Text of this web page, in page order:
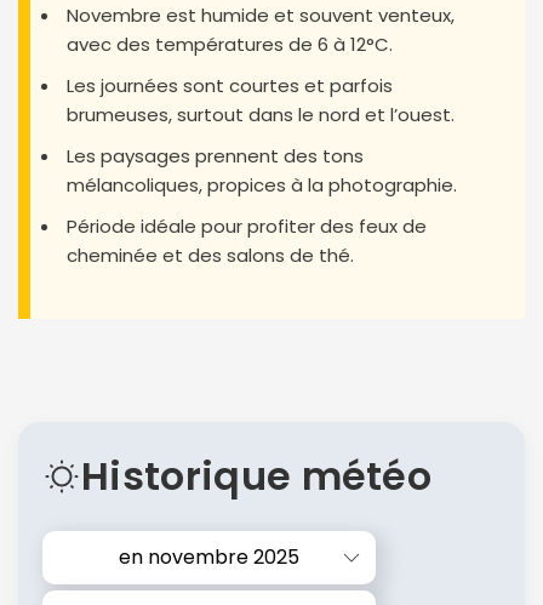
Novembre est humide et souvent venteux,
avec des températures de 6 à 12°C.
Les journées sont courtes et parfois
brumeuses, surtout dans le nord et l’ouest.
Les paysages prennent des tons
mélancoliques, propices à la photographie.
Période idéale pour profiter des feux de
cheminée et des salons de thé.
Historique météo
en novembre 2025